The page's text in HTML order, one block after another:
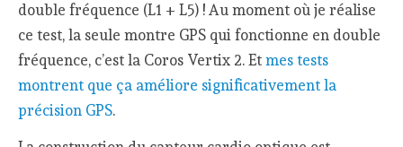
double fréquence (L1 + L5) ! Au moment où je réalise
ce test, la seule montre GPS qui fonctionne en double
fréquence, c’est la Coros Vertix 2. Etmes tests
montrent que ça améliore significativement la
précision GPS.